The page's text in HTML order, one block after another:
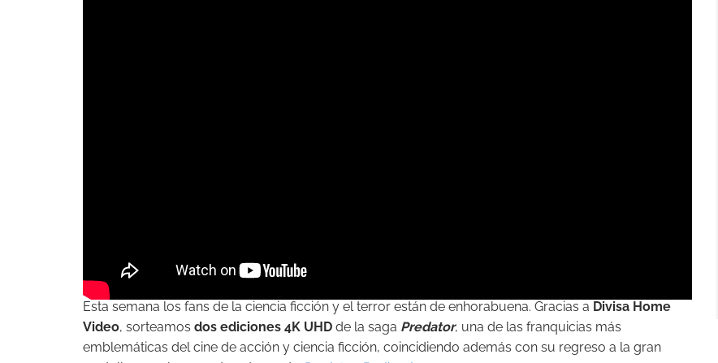
Esta semana los fans de la ciencia ficción y el terror están de enhorabuena. Gracias a Divisa Home
Video, sorteamos dos ediciones 4K UHD de la saga Predator, una de las franquicias más
emblemáticas del cine de acción y ciencia ficción, coincidiendo además con su regreso a la gran